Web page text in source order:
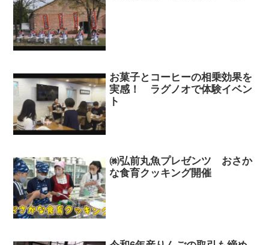
お菓子とコーヒーの相乗効果を
実感！ ラグノオで体験イベン
ト
㈱弘前丸魚プレゼンツ おさか
な食育クッキング開催